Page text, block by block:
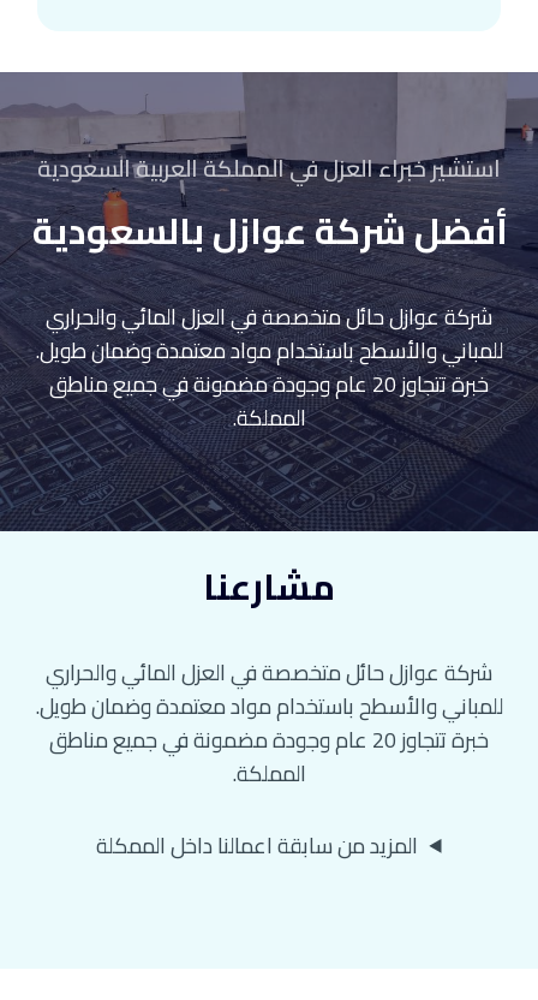
استشير خبراء العزل في المملكة العربية السعودية
أفضل شركة عوازل بالسعودية
شركة عوازل حائل متخصصة في العزل المائي والحراري
للمباني والأسطح باستخدام مواد معتمدة وضمان طويل.
خبرة تتجاوز 20 عام وجودة مضمونة في جميع مناطق
المملكة.
مشارعنا
شركة عوازل حائل متخصصة في العزل المائي والحراري
للمباني والأسطح باستخدام مواد معتمدة وضمان طويل.
خبرة تتجاوز 20 عام وجودة مضمونة في جميع مناطق
المملكة.
المزيد من سابقة اعمالنا داخل الممكلة